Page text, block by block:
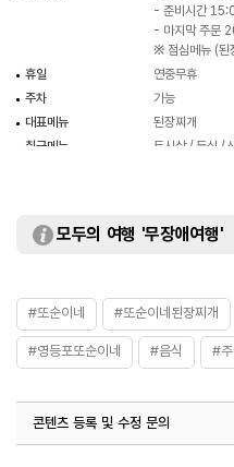
- 준비시간
- 마지막 주문
※ 점심메뉴 (된
휴일
연중무휴
주차
가능
대표메뉴
된장찌개
취급메뉴
토시살 / 등심 /
모두의 여행 '무장애여행'
#또순이네 #또순이네된장찌개
#영등포또순이네 #음식 #주
콘텐츠 등록 및 수정 문의